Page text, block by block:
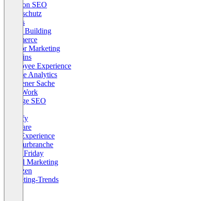
Amazon SEO
Datenschutz
Trends
Brand Building
Commerce
Creator Marketing
Domains
Employee Experience
Google Analytics
In eigener Sache
New Work
Offpage SEO
Shopify
Software
User Experience
Agenturbranche
Black Friday
Digital Marketing
Finanzen
Marketing-Trends